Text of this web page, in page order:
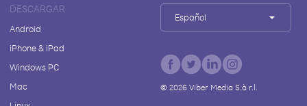
DESCARGAR
Android
iPhone & iPad
Windows PC
Mac
Español
© 2026Viber Media S.à r.l.